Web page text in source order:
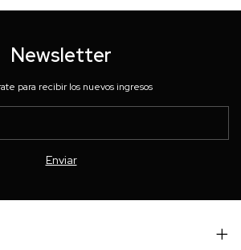
Newsletter
para recibir los nuevos ingresos